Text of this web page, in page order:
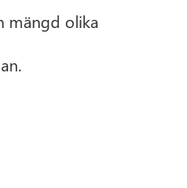
mängd olika